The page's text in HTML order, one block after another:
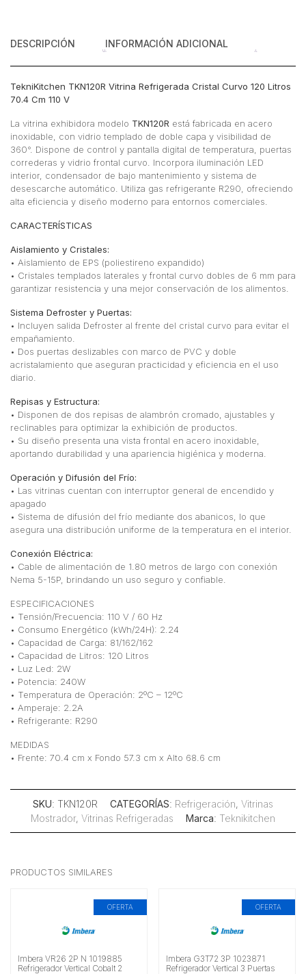
DESCRIPCIÓN INFORMACIÓN ADICIONAL
TekniKitchen TKN120R Vitrina Refrigerada Cristal Curvo 120 Litros
70.4 Cm 110 V
La vitrina exhibidora modelo TKN120R está fabricada en acero
inoxidable, con vidrio templado de doble capa y visibilidad de
360°. Dispone de control y pantalla digital de temperatura, puertas
correderas y vidrio frontal curvo. Incorpora iluminación LED
interior, condensador de bajo mantenimiento y sistema de
desescarche automático. Utiliza gas refrigerante R290, ofreciendo
alta eficiencia y diseño moderno para entornos comerciales.
CARACTERÍSTICAS
Aislamiento y Cristales:
• Aislamiento de EPS (poliestireno expandido)
• Cristales templados laterales y frontal curvo dobles de 6 mm para
garantizar resistencia y una mejor conservación de los alimentos.
Sistema Defroster y Puertas:
• Incluyen salida Defroster al frente del cristal curvo para evitar el
empañamiento.
• Dos puertas deslizables con marco de PVC y doble
acristalamiento que aseguran practicidad y eficiencia en el uso
diario.
Repisas y Estructura:
• Disponen de dos repisas de alambrón cromado, ajustables y
reclinables para optimizar la exhibición de productos.
• Su diseño presenta una vista frontal en acero inoxidable,
aportando durabilidad y una apariencia higiénica y moderna.
Operación y Difusión del Frío:
• Las vitrinas cuentan con interruptor general de encendido y
apagado
• Sistema de difusión del frío mediante dos abanicos, lo que
asegura una distribución uniforme de la temperatura en el interior.
Conexión Eléctrica:
• Cable de alimentación de 1.80 metros de largo con conexión
Nema 5-15P, brindando un uso seguro y confiable.
ESPECIFICACIONES
• Tensión/Frecuencia: 110 V / 60 Hz
• Consumo Energético (kWh/24H): 2.24
• Capacidad de Carga: 81/162/162
• Capacidad de Litros: 120 Litros
• Luz Led: 2W
• Potencia: 240W
• Temperatura de Operación: 2ºC – 12ºC
• Amperaje: 2.2A
• Refrigerante: R290
MEDIDAS
• Frente: 70.4 cm x Fondo 57.3 cm x Alto 68.6 cm
SKU: TKN120R CATEGORÍAS: Refrigeración, Vitrinas
Mostrador, Vitrinas Refrigeradas Marca: Teknikitchen
PRODUCTOS SIMILARES
OFERTA
Imbera VR26 2P N 1019885
Refrigerador Vertical Cobalt 2
OFERTA
Imbera G3T72 3P 1023871
Refrigerador Vertical 3 Puertas